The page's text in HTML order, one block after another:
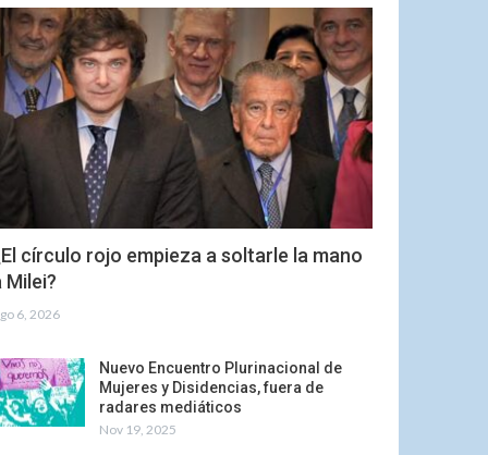
círculo rojo empieza a soltarle la mano
Milei?
6, 2026
Nuevo Encuentro Plurinacional de
Mujeres y Disidencias, fuera de
radares mediáticos
Nov 19, 2025